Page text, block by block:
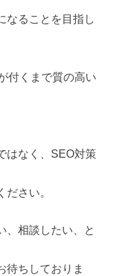
なることを目指し
付くまで質の高い
はなく、SEO対策
さい。
、相談したい、と
待ちしておりま